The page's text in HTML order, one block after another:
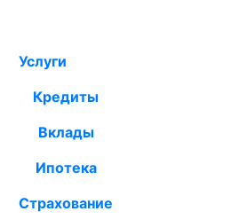
Услуги
Кредиты
Вклады
Ипотека
Страхование